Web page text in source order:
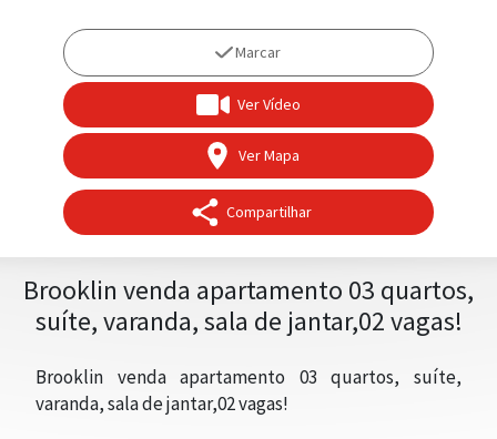
TRABALHE CONOSCO
Marcar
Ver Vídeo
Ver Mapa
Compartilhar
Brooklin venda apartamento 03 quartos,
suíte, varanda, sala de jantar,02 vagas!
Brooklin venda apartamento 03 quartos, suíte,
varanda, sala de jantar,02 vagas!